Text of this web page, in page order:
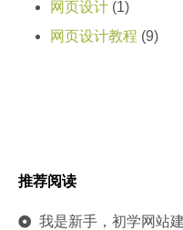
网页设计 (1)
网页设计教程 (9)
推荐阅读
我是新手，初学网站